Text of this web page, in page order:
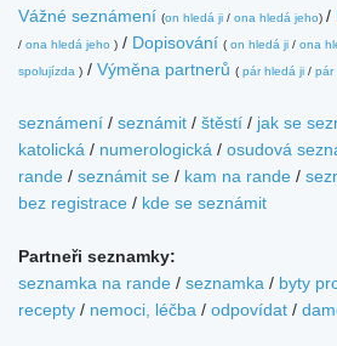
Vážné seznámení (on hledá ji / ona hledá jeho) /
/ ona hledá jeho ) / Dopisování ( on hledá ji / ona
spolujízda ) / Výměna partnerů ( pár hledá ji / pár
seznámení / seznámit / štěstí / jak se
katolická / numerologická / osudová
rande / seznámit se / kam na rande /
bez registrace / kde se seznámit
Partneři seznamky:
seznamka na rande / seznamka / byty
recepty / nemoci, léčba / odpovídat /